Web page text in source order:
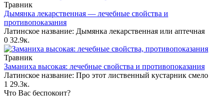
Травник
Дымянка лекарственная — лечебные свойства и
противопоказания
Латинское название: Дымянка лекарственная или аптечная
0 32.9к.
Травник
Заманиха высокая: лечебные свойства и противопоказания
Латинское название: Про этот лиственный кустарник смело
1 29.3к.
Что Вас беспокоит?